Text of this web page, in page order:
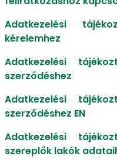
Adatkezelési
kérelemhez
Adatkezelési
szerződéshez
Adatkezelési
szerződéshez EN
Adatkezelési
szereplők lakók